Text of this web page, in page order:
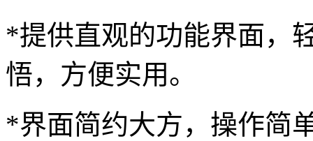
*提供直观的功能界面，
悟，方便实用。
*界面简约大方，操作简